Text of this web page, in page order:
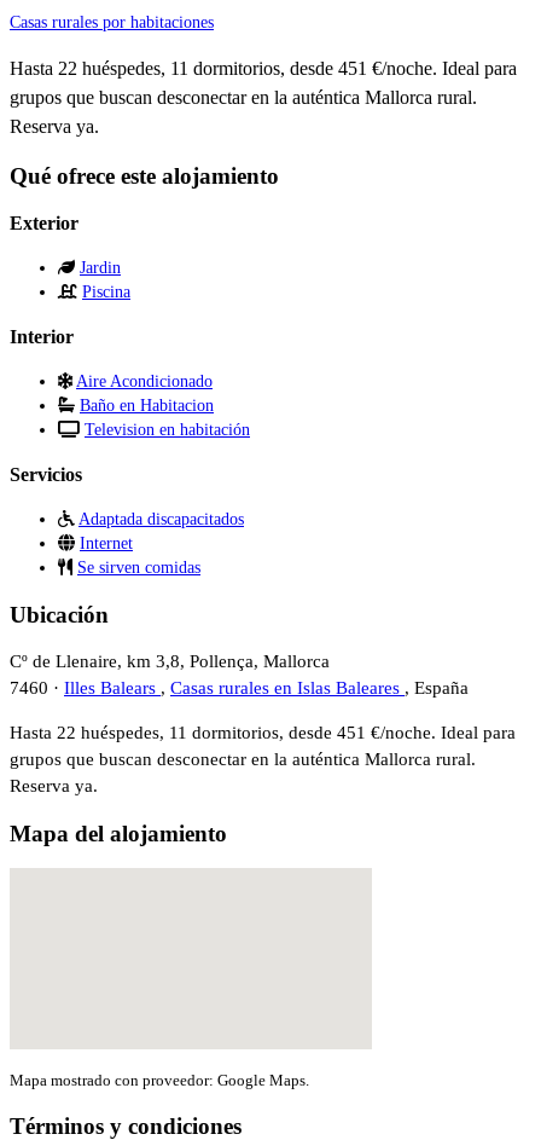
Casas rurales por habitaciones
Hasta 22 huéspedes, 11 dormitorios, desde 451 €/noche. Ideal para
grupos que buscan desconectar en la auténtica Mallorca rural.
Reserva ya.
Qué ofrece este alojamiento
Exterior
Jardin
Piscina
Interior
Aire Acondicionado
Baño en Habitacion
Television en habitación
Servicios
Adaptada discapacitados
Internet
Se sirven comidas
Ubicación
Cº de Llenaire, km 3,8, Pollença, Mallorca
7460 · Illes Balears , Casas rurales en Islas Baleares , España
Hasta 22 huéspedes, 11 dormitorios, desde 451 €/noche. Ideal para
grupos que buscan desconectar en la auténtica Mallorca rural.
Reserva ya.
Mapa del alojamiento
Mapa mostrado con proveedor: Google Maps.
Términos y condiciones